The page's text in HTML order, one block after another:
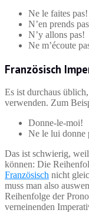
Ne le faites pas!
N’en prends
N’y allons pas!
Ne m’écoute
Französisch
Es ist durchaus
verwenden. Zum
Donne-le-moi!
Ne le lui donne
Das ist schwierig,
können: Die
Französisch nicht
muss man also
Reihenfolge der
verneinenden